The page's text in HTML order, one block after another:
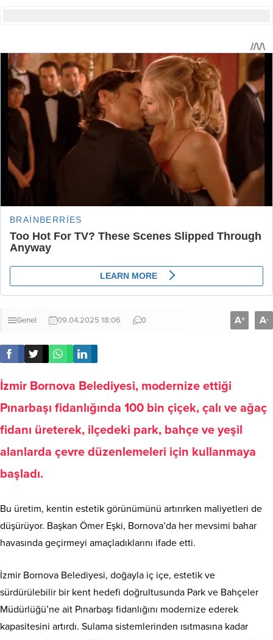
Genel 09.04.2025 18:06 0 A+ A-
İzmir Bornova Belediyesi, modernize ettiği
Pınarbaşı fidanlığında 100 bin çiçek, çalı ve ağaç
fidanı üreterek, ilçedeki park, bahçe ve yeşil
alanlarda çevre düzenlemeleri için kullanmaya
başladı.
Bu üretim, kentin estetik görünümünü artırırken maliyetleri de
düşürüyor. Başkan Ömer Eşki, Bornova’da her mevsimi bahar
havasında geçirmeyi amaçladıklarını ifade etti.
İzmir Bornova Belediyesi, doğayla iç içe, estetik ve
sürdürülebilir bir kent hedefi doğrultusunda Park ve Bahçeler
Müdürlüğü’ne ait Pınarbaşı fidanlığını modernize ederek
kapasitesini artırdı. Sulama sistemlerinden ısıtmasına kadar